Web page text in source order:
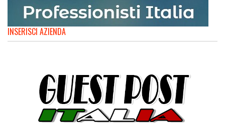
INSERISCI AZIENDA